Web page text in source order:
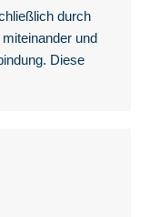
durch
und
Diese